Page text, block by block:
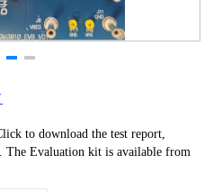
to download the test report,
The Evaluation kit is available from